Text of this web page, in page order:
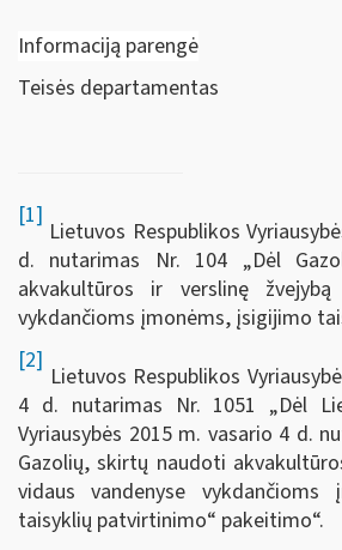
Informaciją parengė
Teisės departamentas
[1]
Lietuvos Respublikos
d. nutarimas Nr. 104 „Dėl
akvakultūros ir verslinę žvejybą
vykdančioms įmonėms, įsigijimo
[2]
Lietuvos Respublikos
4 d. nutarimas Nr. 1051 „Dėl
Vyriausybės 2015 m. vasario 4 d.
Gazolių, skirtų naudoti
vidaus vandenyse vykdančioms
taisyklių patvirtinimo“ pakeitimo“.